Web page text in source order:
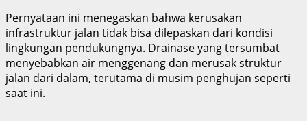
Pernyataan ini menegaskan bahwa kerusakan
infrastruktur jalan tidak bisa dilepaskan dari kondisi
lingkungan pendukungnya. Drainase yang tersumbat
menyebabkan air menggenang dan merusak struktur
jalan dari dalam, terutama di musim penghujan seperti
saat ini.